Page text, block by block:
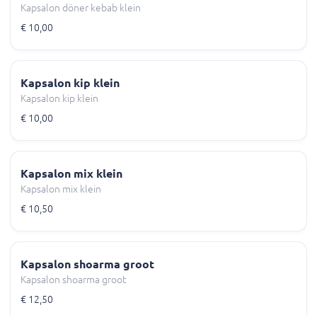
Kapsalon döner kebab klein
€ 10,00
Kapsalon kip klein
Kapsalon kip klein
€ 10,00
Kapsalon mix klein
Kapsalon mix klein
€ 10,50
Kapsalon shoarma groot
Kapsalon shoarma groot
€ 12,50